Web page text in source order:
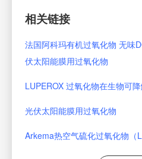
相关链接
法国阿科玛有机过氧化物 无味
伏太阳能膜用过氧化物
LUPEROX 过氧化物在生物可
光伏太阳能膜用过氧化物
Arkema热空气硫化过氧化物（